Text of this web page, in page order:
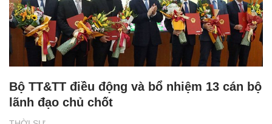
Bộ TT&TT điều động và bổ nhiệm 13 cán bộ
lãnh đạo chủ chốt